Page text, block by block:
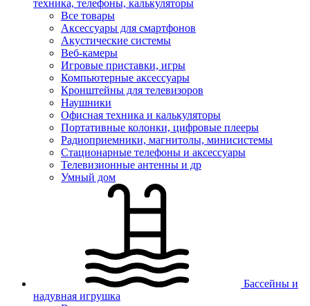
техника, телефоны, калькуляторы
Все товары
Аксессуары для смартфонов
Акустические системы
Веб-камеры
Игровые приставки, игры
Компьютерные аксессуары
Кронштейны для телевизоров
Наушники
Офисная техника и калькуляторы
Портативные колонки, цифровые плееры
Радиоприемники, магнитолы, минисистемы
Стационарные телефоны и аксессуары
Телевизионные антенны и др
Умный дом
Бассейны и
надувная игрушка